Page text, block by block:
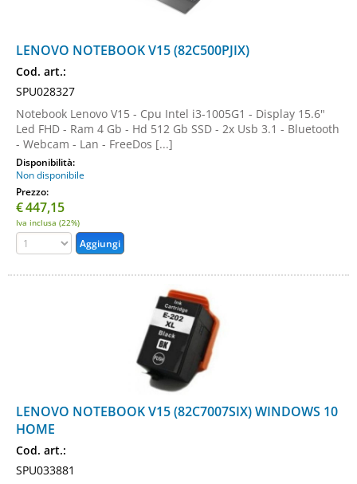
LENOVO NOTEBOOK V15 (82C500PJIX)
Cod. art.:
SPU028327
Notebook Lenovo V15 - Cpu Intel i3-1005G1 - Display 15.6"
Led FHD - Ram 4 Gb - Hd 512 Gb SSD - 2x Usb 3.1 - Bluetooth
- Webcam - Lan - FreeDos [...]
Disponibilità:
Non disponibile
Prezzo:
€447,15
Iva inclusa (22%)
LENOVO NOTEBOOK V15 (82C7007SIX) WINDOWS 10
HOME
Cod. art.:
SPU033881